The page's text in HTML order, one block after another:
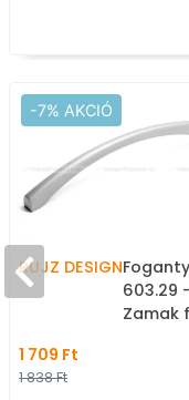
-7% AKCIÓ
RUJZ DESIGN
603.29
Zamak
1 709 Ft
1 838 Ft